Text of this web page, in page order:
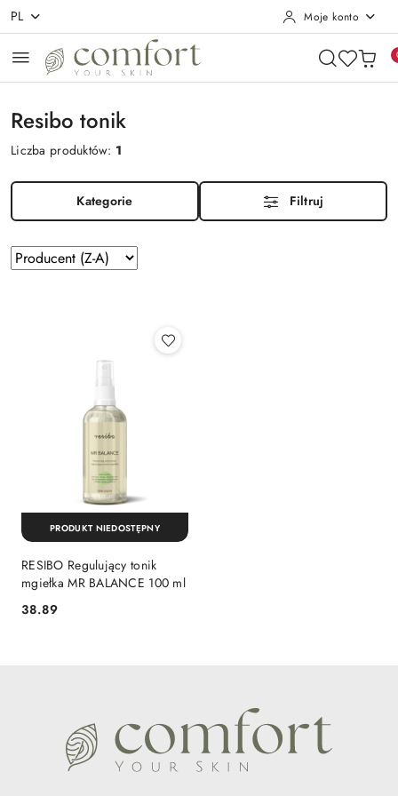
Przejdź do treści głównej
Przejdź do wyszukiwarki
Przejdź do moje konto
Przejdź do menu głównego
Przejdź do stopki
PL Moje konto
Resibo tonik
Liczba produktów: 1
Kategorie Filtruj
Zastosowano
sortowanie:
Sortuj
według
RESIBO Regulujący tonik
mgiełka MR BALANCE 100 ml
Cena:
38.89
PRODUKT NIEDOSTĘPNY